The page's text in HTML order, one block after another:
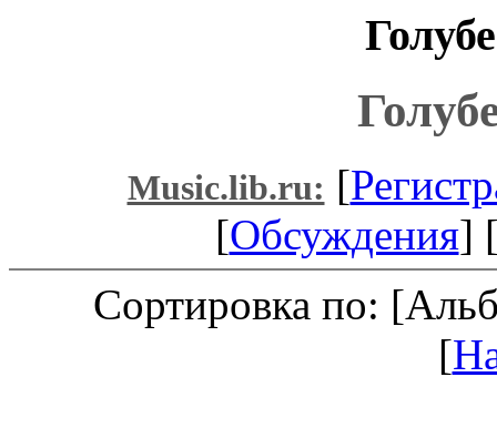
Music.lib.ru: [
[Обсуждения]
Сортировка по:
[